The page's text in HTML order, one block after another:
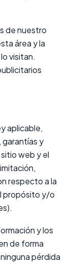
de nuestro
área y la
visitan.
aplicable,
garantías y
web y el
respecto a la
propósito y/o
y los
de forma
pérdida